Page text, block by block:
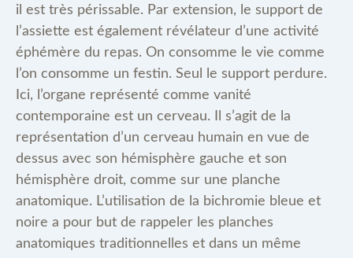
il est très périssable. Par extension, le support de
l’assiette est également révélateur d’une activité
éphémère du repas. On consomme le vie comme
l’on consomme un festin. Seul le support perdure.
Ici, l’organe représenté comme vanité
contemporaine est un cerveau. Il s’agit de la
représentation d’un cerveau humain en vue de
dessus avec son hémisphère gauche et son
hémisphère droit, comme sur une planche
anatomique. L’utilisation de la bichromie bleue et
noire a pour but de rappeler les planches
anatomiques traditionnelles et dans un même